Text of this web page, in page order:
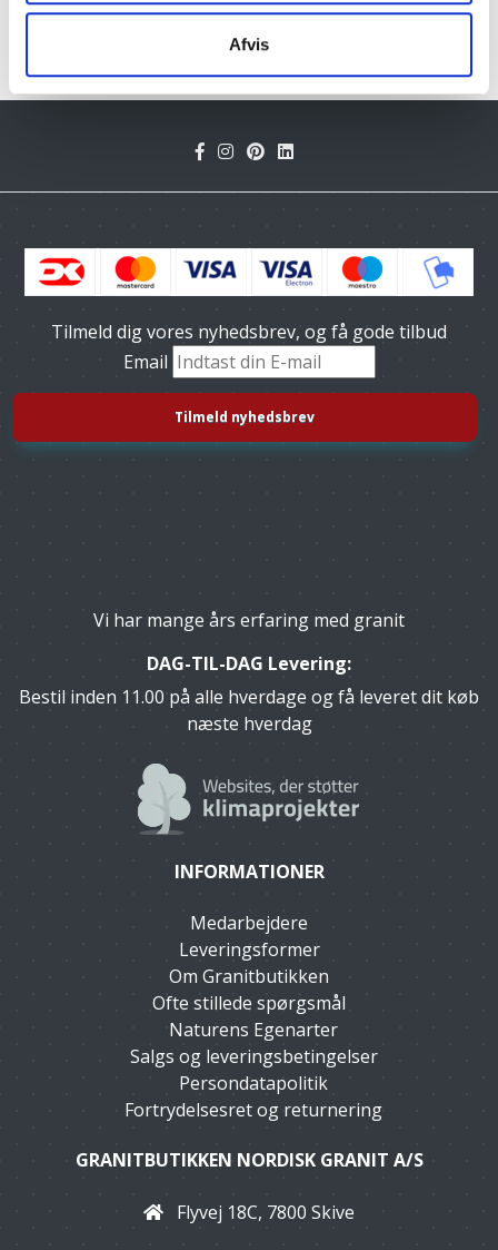
Afvis
Tilmeld dig vores nyhedsbrev, og få gode tilbud
Email
Vi har mange års erfaring med granit
DAG-TIL-DAG Levering:
Bestil inden 11.00 på alle hverdage og få leveret dit køb
næste hverdag
INFORMATIONER
Medarbejdere
Leveringsformer
Om Granitbutikken
Ofte stillede spørgsmål
Naturens Egenarter
Salgs og leveringsbetingelser
Persondatapolitik
Fortrydelsesret og returnering
GRANITBUTIKKEN NORDISK GRANIT A/S
Flyvej 18C, 7800 Skive